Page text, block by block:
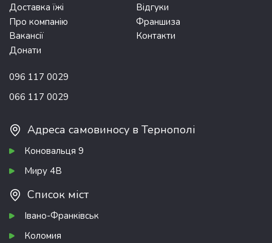
Доставка їжі
Відгуки
Про компанію
Франшиза
Вакансії
Контакти
Донати
096 117 0029
066 117 0029
Адреса самовиносу в Тернополі
Коновальця 9
Миру 4В
Список міст
Івано-Франківськ
Коломия